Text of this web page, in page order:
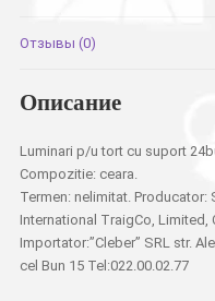
Отзывы (0)
Описание
Luminari p/u tort cu suport
Compozitie: ceara.
Termen: nelimitat. Producator:
International TraigCo, Limited,
Importator:”Cleber” SRL str.
cel Bun 15 Tel:022.00.02.77